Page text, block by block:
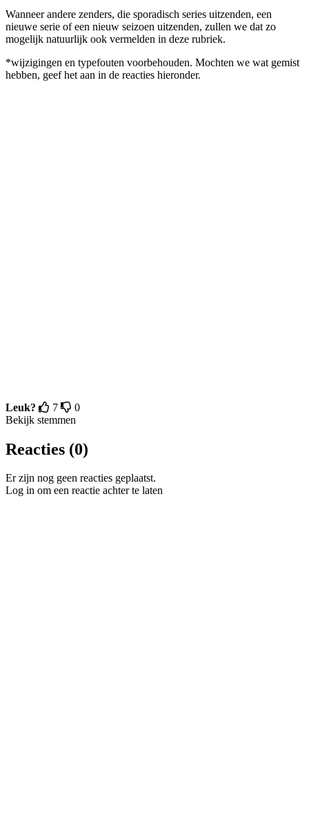
Wanneer andere zenders, die sporadisch series uitzenden, een
nieuwe serie of een nieuw seizoen uitzenden, zullen we dat zo
mogelijk natuurlijk ook vermelden in deze rubriek.
*wijzigingen en typefouten voorbehouden. Mochten we wat gemist
hebben, geef het aan in de reacties hieronder.
Leuk? 7
0
Bekijk stemmen
Reacties (0)
Er zijn nog geen reacties geplaatst.
Log in om een reactie achter te laten